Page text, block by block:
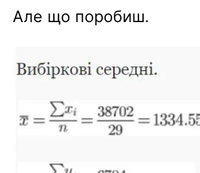
Але що поробиш.